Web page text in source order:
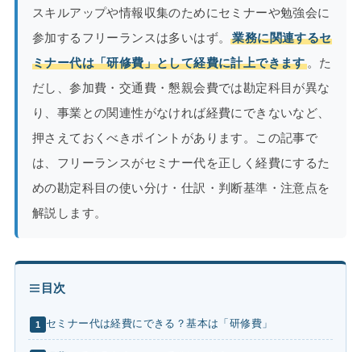
スキルアップや情報収集のためにセミナーや勉強会に
参加するフリーランスは多いはず。業務に関連するセ
ミナー代は「研修費」として経費に計上できます。た
だし、参加費・交通費・懇親会費では勘定科目が異な
り、事業との関連性がなければ経費にできないなど、
押さえておくべきポイントがあります。この記事で
は、フリーランスがセミナー代を正しく経費にするた
めの勘定科目の使い分け・仕訳・判断基準・注意点を
解説します。
目次
1 セミナー代は経費にできる？基本は「研修費」